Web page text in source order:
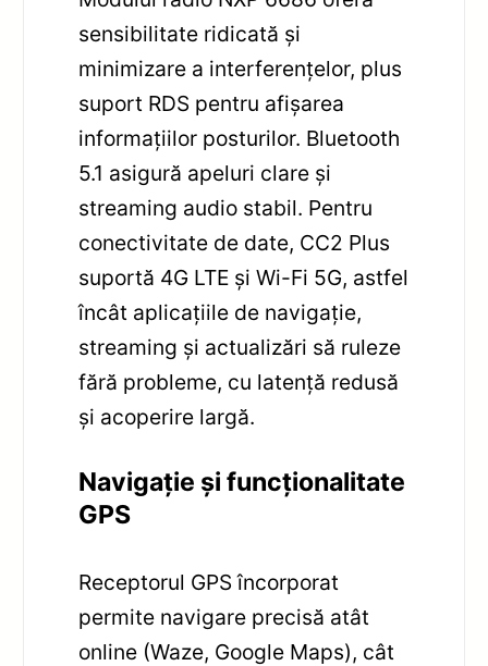
sensibilitate ridicată și
minimizare a interferențelor, plus
suport RDS pentru afișarea
informațiilor posturilor. Bluetooth
5.1 asigură apeluri clare și
streaming audio stabil. Pentru
conectivitate de date, CC2 Plus
suportă 4G LTE și Wi-Fi 5G, astfel
încât aplicațiile de navigație,
streaming și actualizări să ruleze
fără probleme, cu latență redusă
și acoperire largă.
Navigație și funcționalitate
GPS
Receptorul GPS încorporat
permite navigare precisă atât
online (Waze, Google Maps), cât